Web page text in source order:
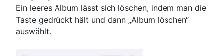
Ein leeres Album lässt sich löschen, indem man die
Taste gedrückt hält und dann „Album löschen“
auswählt.